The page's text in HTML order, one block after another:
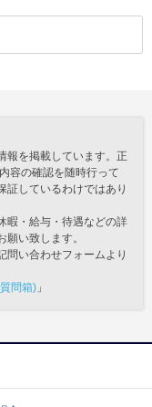
報を掲載しています。正
容の確認を随時行って
証しているわけではあり
暇・給与・待遇などの詳
い致します。
問い合わせフォームより
問箱) 」